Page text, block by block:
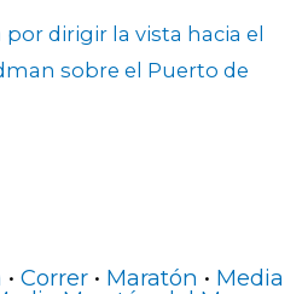
dirigir la vista hacia el
sobre el Puerto de
• Correr • Maratón • Media